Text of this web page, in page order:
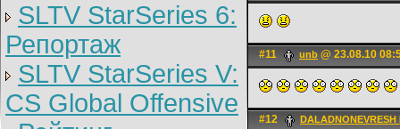
SLTV StarSeries 6:
Репортаж
SLTV StarSeries V:
CS Global Offensive
#11 unb @ 23.08.10
#12